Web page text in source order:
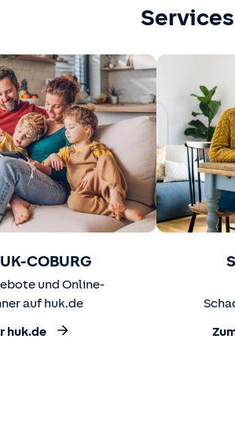
COBURG
und Online-
auf huk.de
huk.de